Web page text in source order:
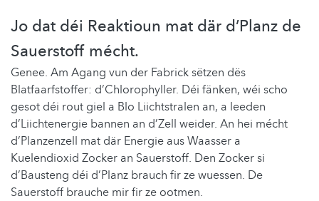
Jo dat déi Reaktioun mat där d’Planz de
Sauerstoff mécht.
Genee. Am Agang vun der Fabrick sëtzen dës
Blatfaarfstoffer: d’Chlorophyller. Déi fänken, wéi scho
gesot déi rout giel a Blo Liichtstralen an, a leeden
d’Liichtenergie bannen an d’Zell weider. An hei mécht
d’Planzenzell mat där Energie aus Waasser a
Kuelendioxid Zocker an Sauerstoff. Den Zocker si
d’Bausteng déi d’Planz brauch fir ze wuessen. De
Sauerstoff brauche mir fir ze ootmen.